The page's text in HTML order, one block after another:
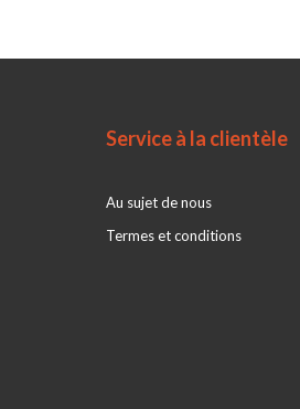
Service à la clientèle
Au sujet de nous
Termes et conditions